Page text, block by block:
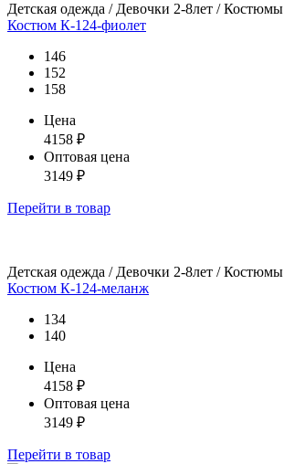
Детская одежда / Девочки 2-8лет / Костюмы
Костюм К-124-фиолет
146
152
158
Цена
4158 ₽
Оптовая цена
3149 ₽
Перейти в товар
Детская одежда / Девочки 2-8лет / Костюмы
Костюм К-124-меланж
134
140
Цена
4158 ₽
Оптовая цена
3149 ₽
Перейти в товар